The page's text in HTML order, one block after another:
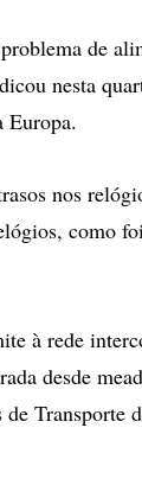
de
nesta
Europa.
nos
como
à rede
desde
Transporte